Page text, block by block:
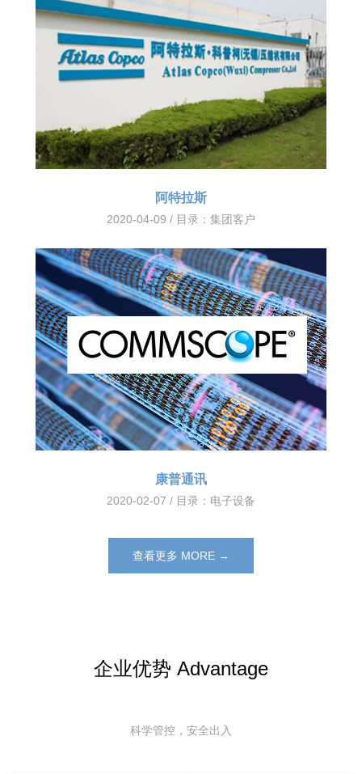
阿特拉斯
2020-04-09 / 目录： 集团客户
康普通讯
2020-02-07 / 目录： 电子设备
查看更多 MORE →
企业优势 Advantage
科学管控，安全出入